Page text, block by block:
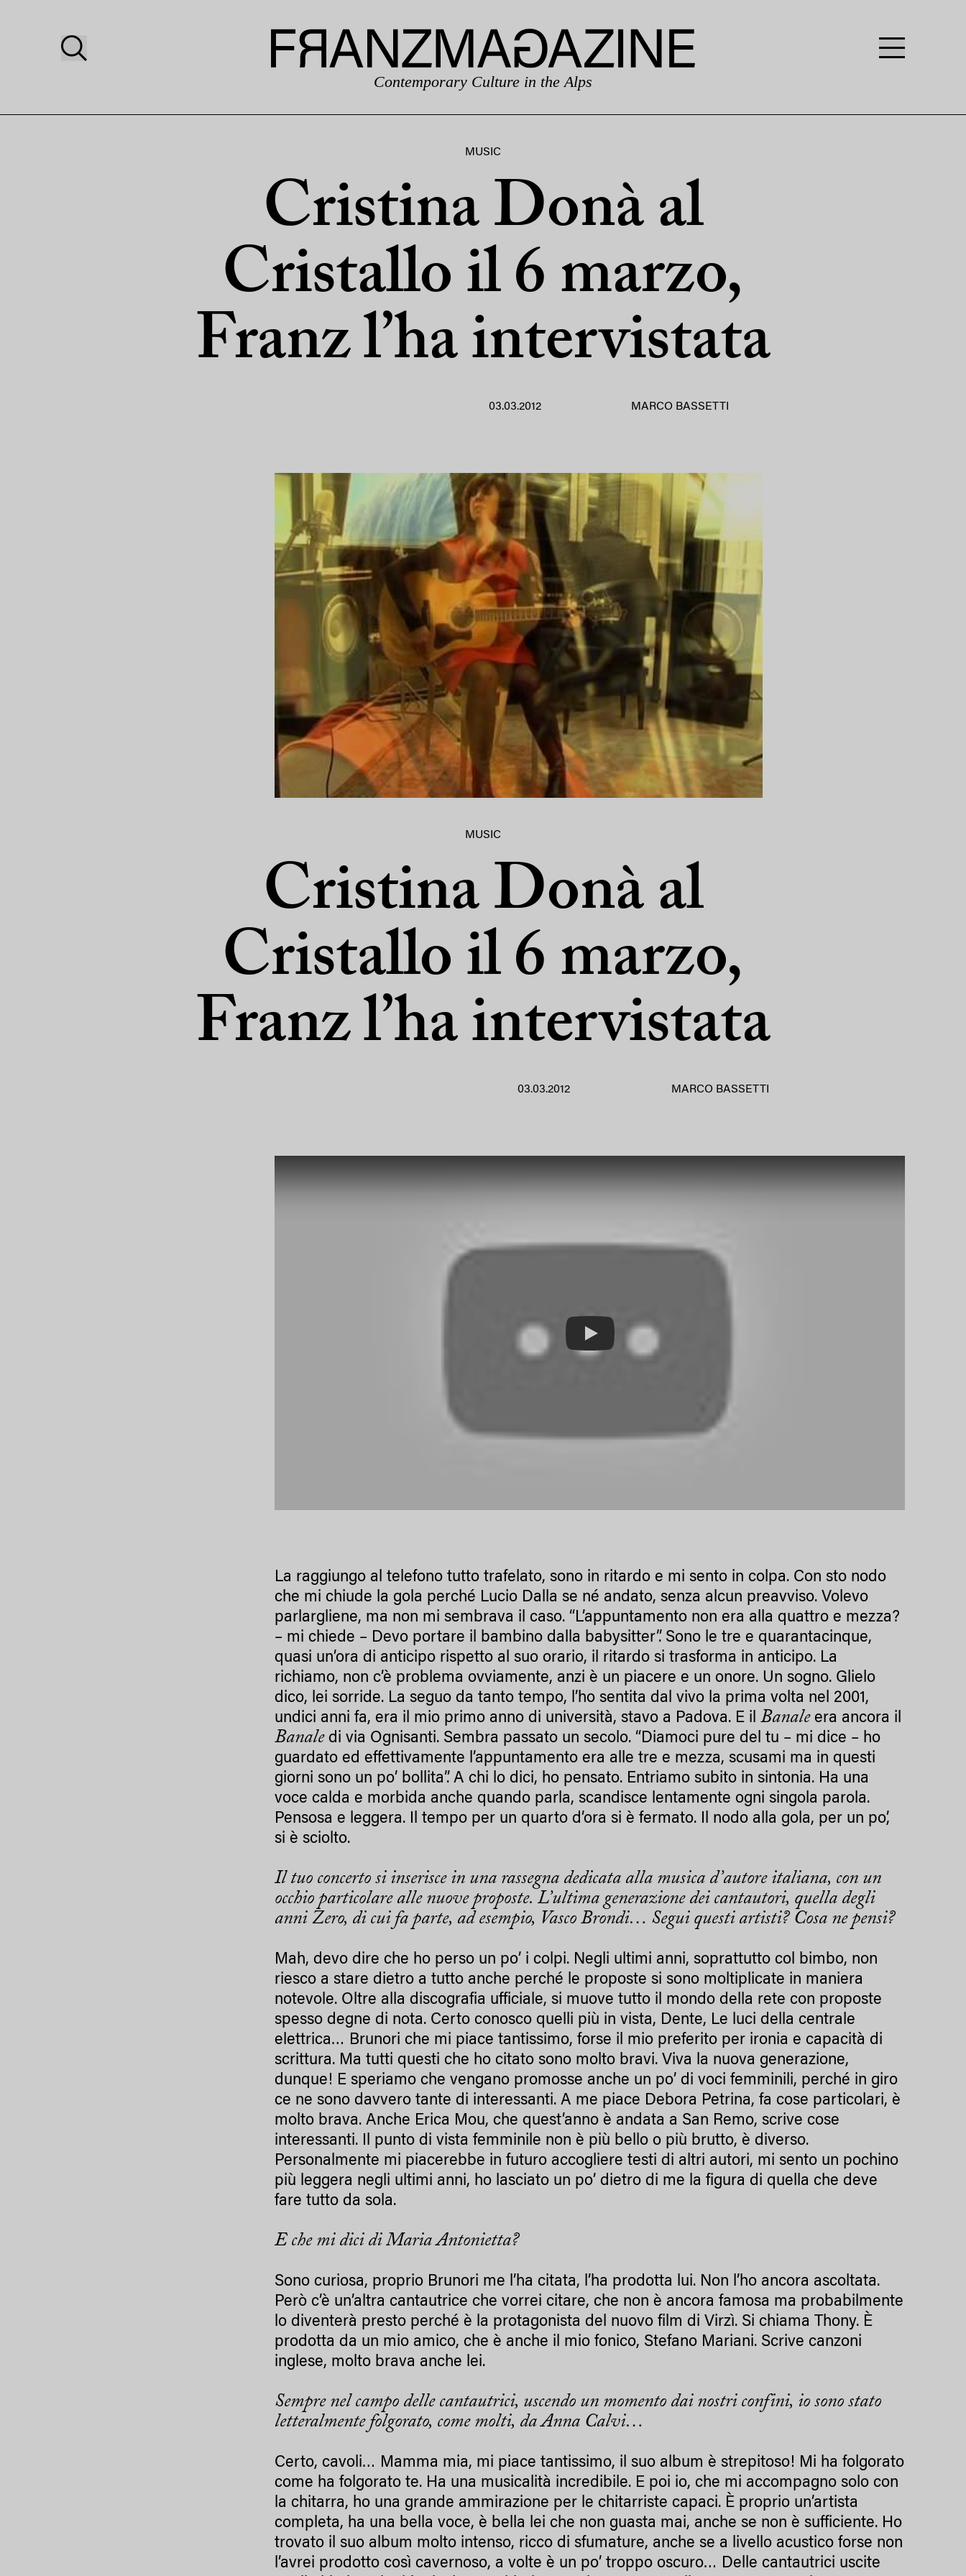
Contemporary Culture in the Alps
MUSIC
Cristina Donà al
Cristallo il 6 marzo,
Franz l’ha intervistata
03.03.2012 MARCO BASSETTI
MUSIC
Cristina Donà al
Cristallo il 6 marzo,
Franz l’ha intervistata
03.03.2012 MARCO BASSETTI
Play
La raggiungo al telefono tutto trafelato, sono in ritardo e mi sento in colpa. Con sto nodo
che mi chiude la gola perché Lucio Dalla se né andato, senza alcun preavviso. Volevo
parlargliene, ma non mi sembrava il caso. “L’appuntamento non era alla quattro e mezza?
– mi chiede – Devo portare il bambino dalla babysitter”. Sono le tre e quarantacinque,
quasi un’ora di anticipo rispetto al suo orario, il ritardo si trasforma in anticipo. La
richiamo, non c’è problema ovviamente, anzi è un piacere e un onore. Un sogno. Glielo
dico, lei sorride. La seguo da tanto tempo, l’ho sentita dal vivo la prima volta nel 2001,
undici anni fa, era il mio primo anno di università, stavo a Padova. E ilBanaleera ancora il
Banaledi via Ognisanti. Sembra passato un secolo. “Diamoci pure del tu – mi dice – ho
guardato ed effettivamente l’appuntamento era alle tre e mezza, scusami ma in questi
giorni sono un po’ bollita”. A chi lo dici, ho pensato. Entriamo subito in sintonia. Ha una
voce calda e morbida anche quando parla, scandisce lentamente ogni singola parola.
Pensosa e leggera. Il tempo per un quarto d’ora si è fermato. Il nodo alla gola, per un po’,
si è sciolto.
Il tuo concerto si inserisce in una rassegna dedicata alla musica d’autore italiana, con un
occhio particolare alle nuove proposte. L’ultima generazione dei cantautori, quella degli
anni Zero, di cui fa parte, ad esempio, Vasco Brondi… Segui questi artisti? Cosa ne pensi?
Mah, devo dire che ho perso un po’ i colpi. Negli ultimi anni, soprattutto col bimbo, non
riesco a stare dietro a tutto anche perché le proposte si sono moltiplicate in maniera
notevole. Oltre alla discografia ufficiale, si muove tutto il mondo della rete con proposte
spesso degne di nota. Certo conosco quelli più in vista, Dente, Le luci della centrale
elettrica… Brunori che mi piace tantissimo, forse il mio preferito per ironia e capacità di
scrittura. Ma tutti questi che ho citato sono molto bravi. Viva la nuova generazione,
dunque! E speriamo che vengano promosse anche un po’ di voci femminili, perché in giro
ce ne sono davvero tante di interessanti. A me piace Debora Petrina, fa cose particolari, è
molto brava. Anche Erica Mou, che quest’anno è andata a San Remo, scrive cose
interessanti. Il punto di vista femminile non è più bello o più brutto, è diverso.
Personalmente mi piacerebbe in futuro accogliere testi di altri autori, mi sento un pochino
più leggera negli ultimi anni, ho lasciato un po’ dietro di me la figura di quella che deve
fare tutto da sola.
E che mi dici di Maria Antonietta?
Sono curiosa, proprio Brunori me l’ha citata, l’ha prodotta lui. Non l’ho ancora ascoltata.
Però c’è un’altra cantautrice che vorrei citare, che non è ancora famosa ma probabilmente
lo diventerà presto perché è la protagonista del nuovo film di Virzì. Si chiama Thony. È
prodotta da un mio amico, che è anche il mio fonico, Stefano Mariani. Scrive canzoni
inglese, molto brava anche lei.
Sempre nel campo delle cantautrici, uscendo un momento dai nostri confini, io sono stato
letteralmente folgorato, come molti, da Anna Calvi…
Certo, cavoli… Mamma mia, mi piace tantissimo, il suo album è strepitoso! Mi ha folgorato
come ha folgorato te. Ha una musicalità incredibile. E poi io, che mi accompagno solo con
la chitarra, ho una grande ammirazione per le chitarriste capaci. È proprio un’artista
completa, ha una bella voce, è bella lei che non guasta mai, anche se non è sufficiente. Ho
trovato il suo album molto intenso, ricco di sfumature, anche se a livello acustico forse non
l’avrei prodotto così cavernoso, a volte è un po’ troppo oscuro… Delle cantautrici uscite